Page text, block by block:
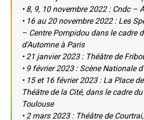
• 8, 9, 10 novembre 2022 : Cndc –
• 16 au 20 novembre 2022 : Les
– Centre Pompidou dans le cadre
d’Automne à Paris
• 21 janvier 2023 : Théâtre de
• 9 février 2023 : Scène Nationale
• 15 et 16 février 2023 : La Place
Théâtre de la Cité, dans le cadre
Toulouse
• 2 mars 2023 : Théâtre de